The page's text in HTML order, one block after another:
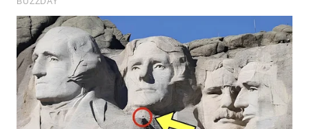
Wahana
Media
Group
WAHANA
NEWS
WAHANA